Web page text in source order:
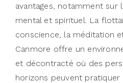
avantages, notamment sur
mental et spirituel. La
conscience, la méditation
Canmore offre un
et décontracté où des
horizons peuvent pratiquer